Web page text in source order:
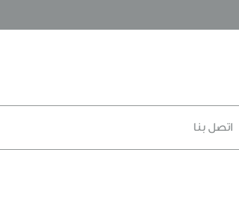
اتصل بنا